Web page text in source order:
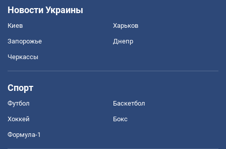
Новости Украины
Киев Харьков
Запорожье Днепр
Черкассы
Спорт
Футбол Баскетбол
Хоккей Бокс
Формула-1